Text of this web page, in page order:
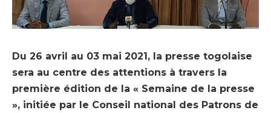
Du 26 avril au 03 mai 2021, la presse togolaise
sera au centre des attentions à travers la
première édition de la « Semaine de la presse
», initiée par le Conseil national des Patrons de